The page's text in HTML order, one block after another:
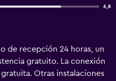
6,8
de recepción 24 horas, un
gratuito. La conexión
Otras instalaciones